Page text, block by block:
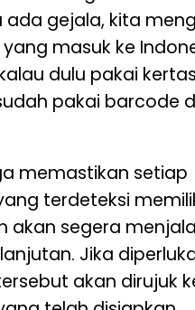
ada gejala, kita
masuk ke
dulu pakai
pakai barcode
memastikan setiap
terdeteksi
akan segera
Jika
akan dirujuk